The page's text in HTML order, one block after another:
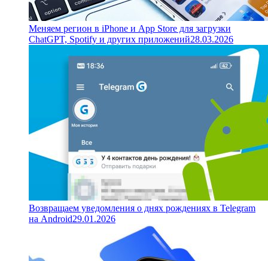
Меняем регион в iPhone и App Store для загрузки
ChatGPT, Spotify и других приложений28.03.2026
Возвращаем уведомления о днях рождениях в Telegram
на Android29.01.2026